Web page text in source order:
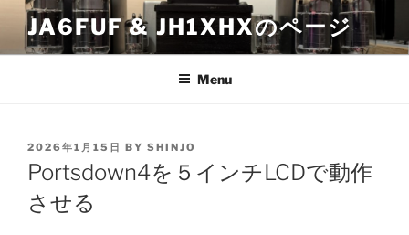
Skip
content
JA6FUF & JH1XHXのページ
Menu
POSTED
ON
2026年1月15日 BY SHINJO
Portsdown4を５インチLCDで動作
させる